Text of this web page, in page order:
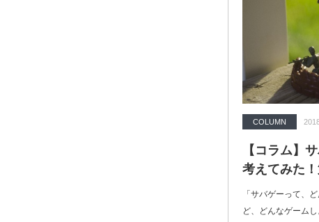
COLUMN
【コラム】
考えてみた！
「サバゲーって、
ど、どんなゲーム